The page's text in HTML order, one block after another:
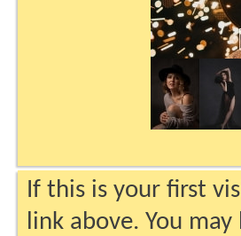
If this is your first
link above. You